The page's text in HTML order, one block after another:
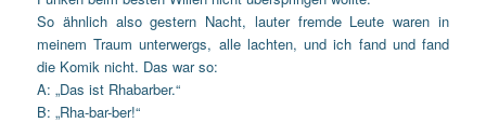
So ähnlich also gestern Nacht, lauter fremde Leute waren in
meinem Traum unterwergs, alle lachten, und ich fand und fand
die Komik nicht. Das war so:
A: „Das ist Rhabarber.“
B: „Rha-bar-ber!“